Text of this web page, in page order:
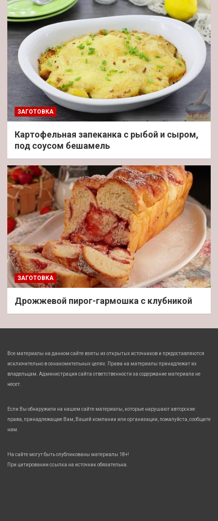
ЗАГОТОВКА
Картофельная запеканка с рыбой и сыром,
под соусом бешамель
ЗАГОТОВКА
Дрожжевой пирог-гармошка с клубникой
Все материалы на данном сайте взяты из открытых источников и предоставляются
исключительно в ознакомительных целях. Права на материалы принадлежат их
владельцам. Администрация сайта ответственности за содержание материала не
несет.
Если Вы обнаружили на нашем сайте материалы, которые нарушают авторские
права, принадлежащие Вам, Вашей компании или организации, пожалуйста, сообщите
нам.
На сайте могут быть опубликованы материалы 18+!
При цитировании ссылка на источник обязательна.